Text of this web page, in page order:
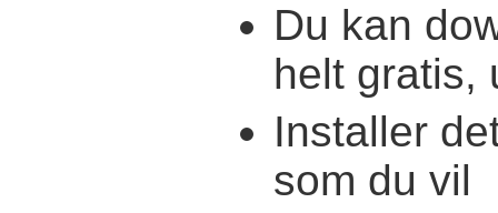
Du kan
helt gratis,
Installer
som du vil